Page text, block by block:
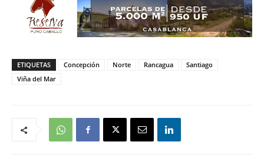
ETIQUETAS Concepción Norte Rancagua
Santiago
Viña del Mar